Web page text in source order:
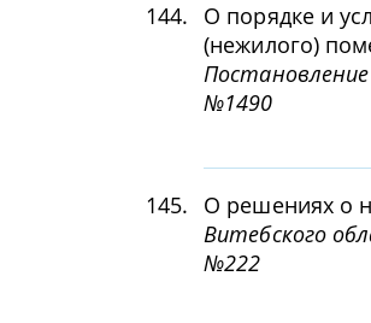
144.
О порядке и
(нежилого)
№1490
145. О решениях о
Витебского
№222